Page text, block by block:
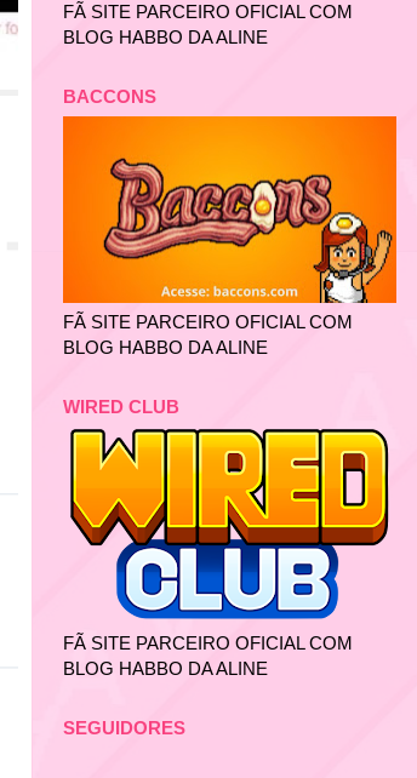
FÃ SITE PARCEIRO OFICIAL COM
BLOG HABBO DA ALINE
BACCONS
FÃ SITE PARCEIRO OFICIAL COM
BLOG HABBO DA ALINE
WIRED CLUB
FÃ SITE PARCEIRO OFICIAL COM
BLOG HABBO DA ALINE
SEGUIDORES